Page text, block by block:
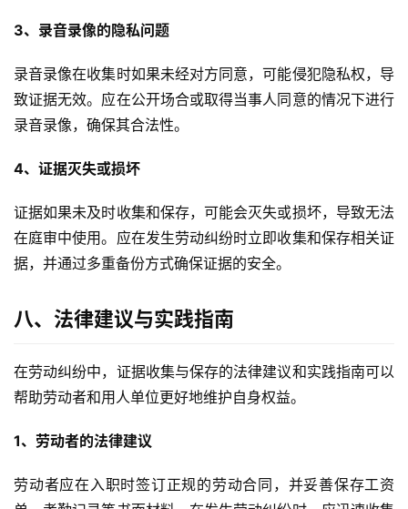
3、录音录像的隐私问题
录音录像在收集时如果未经对方同意，可能侵犯隐私权，导
致证据无效。应在公开场合或取得当事人同意的情况下进行
录音录像，确保其合法性。
4、证据灭失或损坏
证据如果未及时收集和保存，可能会灭失或损坏，导致无法
在庭审中使用。应在发生劳动纠纷时立即收集和保存相关证
据，并通过多重备份方式确保证据的安全。
八、法律建议与实践指南
在劳动纠纷中，证据收集与保存的法律建议和实践指南可以
帮助劳动者和用人单位更好地维护自身权益。
1、劳动者的法律建议
劳动者应在入职时签订正规的劳动合同，并妥善保存工资